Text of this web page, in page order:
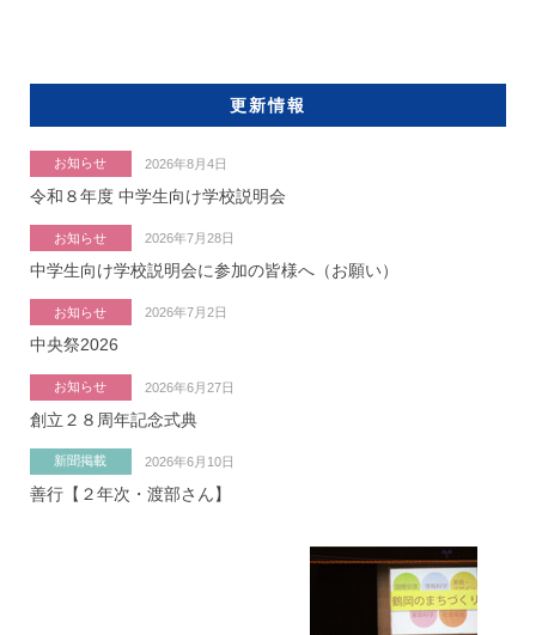
更新情報
お知らせ 2026年8月4日
令和８年度 中学生向け学校説明会
お知らせ 2026年7月28日
中学生向け学校説明会に参加の皆様へ（お願い）
お知らせ 2026年7月2日
中央祭2026
お知らせ 2026年6月27日
創立２８周年記念式典
新聞掲載 2026年6月10日
善行【２年次・渡部さん】